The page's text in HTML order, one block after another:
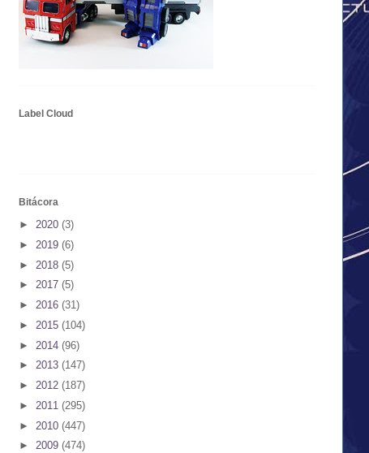
Label Cloud
Bitácora
► 2020 (3)
► 2019 (6)
► 2018 (5)
► 2017 (5)
► 2016 (31)
► 2015 (104)
► 2014 (96)
► 2013 (147)
► 2012 (187)
► 2011 (295)
► 2010 (447)
► 2009 (474)